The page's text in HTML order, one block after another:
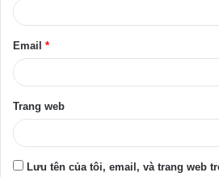
Email *
Trang web
Lưu tên của tôi, email, và trang web